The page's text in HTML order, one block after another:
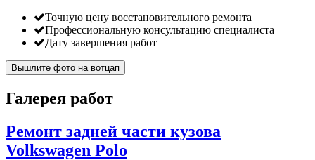
Точную цену восстановительного ремонта
Профессиональную консультацию специалиста
Дату завершения работ
Вышлите фото на вотцап
Галерея работ
Ремонт задней части кузова
Volkswagen Polo